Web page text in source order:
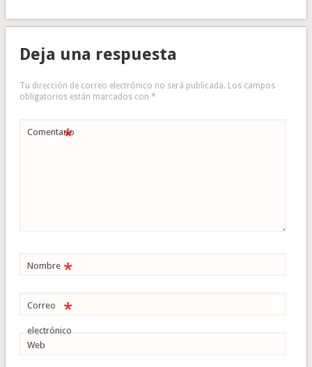
Deja una respuesta
Tu dirección de correo electrónico no será publicada. Los campos
obligatorios están marcados con *
Comentario
*
Nombre *
Correo
electrónico
*
Web